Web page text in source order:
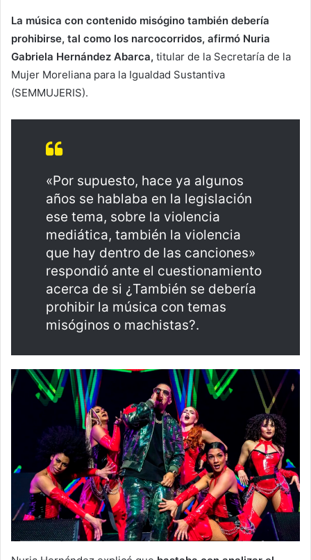
La música con contenido misógino también debería
prohibirse, tal como los narcocorridos, afirmó Nuria
Gabriela Hernández Abarca, titular de la Secretaría de la
Mujer Moreliana para la Igualdad Sustantiva
(SEMMUJERIS).
«Por supuesto, hace ya algunos
años se hablaba en la legislación
ese tema, sobre la violencia
mediática, también la violencia
que hay dentro de las canciones»
respondió ante el cuestionamiento
acerca de si ¿También se debería
prohibir la música con temas
misóginos o machistas?.